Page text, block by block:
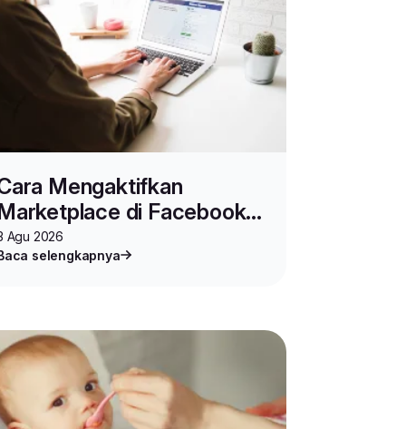
Mengaktifkan
di Facebook
Jualan Online
Agu 2026
selengkapnya